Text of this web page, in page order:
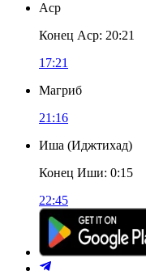
Аср
Конец Аср: 20:21
17:21
Магриб
21:16
Иша (Иджтихад)
Конец Иши: 0:15
22:45